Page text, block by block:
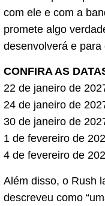
com ele e com a
promete algo
desenvolverá e
CONFIRA AS
22 de janeiro de
24 de janeiro de
30 de janeiro de
1 de fevereiro de
4 de fevereiro de
Além disso, o Rush
descreveu como